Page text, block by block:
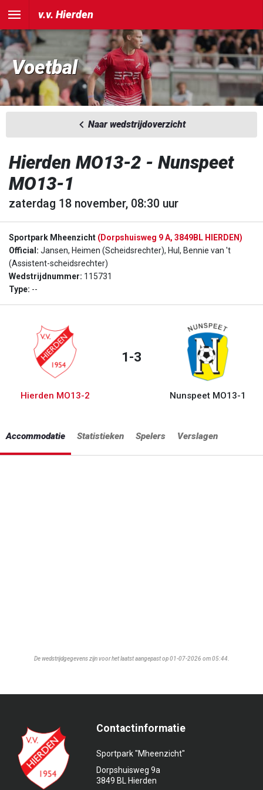
v.v. Hierden
Voetbal
Naar wedstrijdoverzicht
Hierden MO13-2 - Nunspeet
MO13-1
zaterdag 18 november, 08:30 uur
Sportpark Mheenzicht (Dorpshuisweg 9 A, 3849BL HIERDEN)
Official: Jansen, Heimen (Scheidsrechter), Hul, Bennie van 't
(Assistent-scheidsrechter)
Wedstrijdnummer: 115731
Type: --
Hierden MO13-2
1-3
Nunspeet MO13-1
Accommodatie Statistieken Spelers Verslagen
De wedstrijdgegevens zijn voor het laatst aangepast op 01-07-2026 om 05:44.
Contactinformatie
Sportpark "Mheenzicht"
Dorpshuisweg 9a
3849 BL Hierden